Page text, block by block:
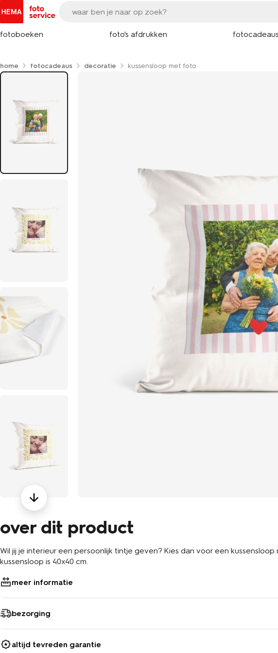
fotoboeken foto's afdrukken fotocadeaus
home fotocadeaus decoratie kussensloop met foto
over dit product
Wil jij je interieur een persoonlijk tintje geven? Kies dan voor een
kussensloop is 40x40 cm.
meer informatie
bezorging
altijd tevreden garantie